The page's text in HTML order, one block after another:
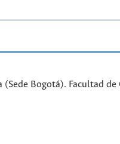
Bogotá). Facultad de